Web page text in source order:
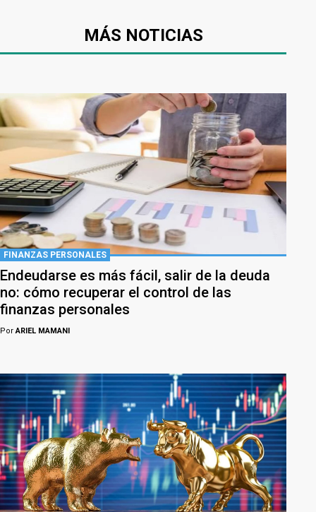
MÁS NOTICIAS
FINANZAS PERSONALES
Endeudarse es más fácil, salir de la deuda
no: cómo recuperar el control de las
finanzas personales
PorARIEL MAMANI